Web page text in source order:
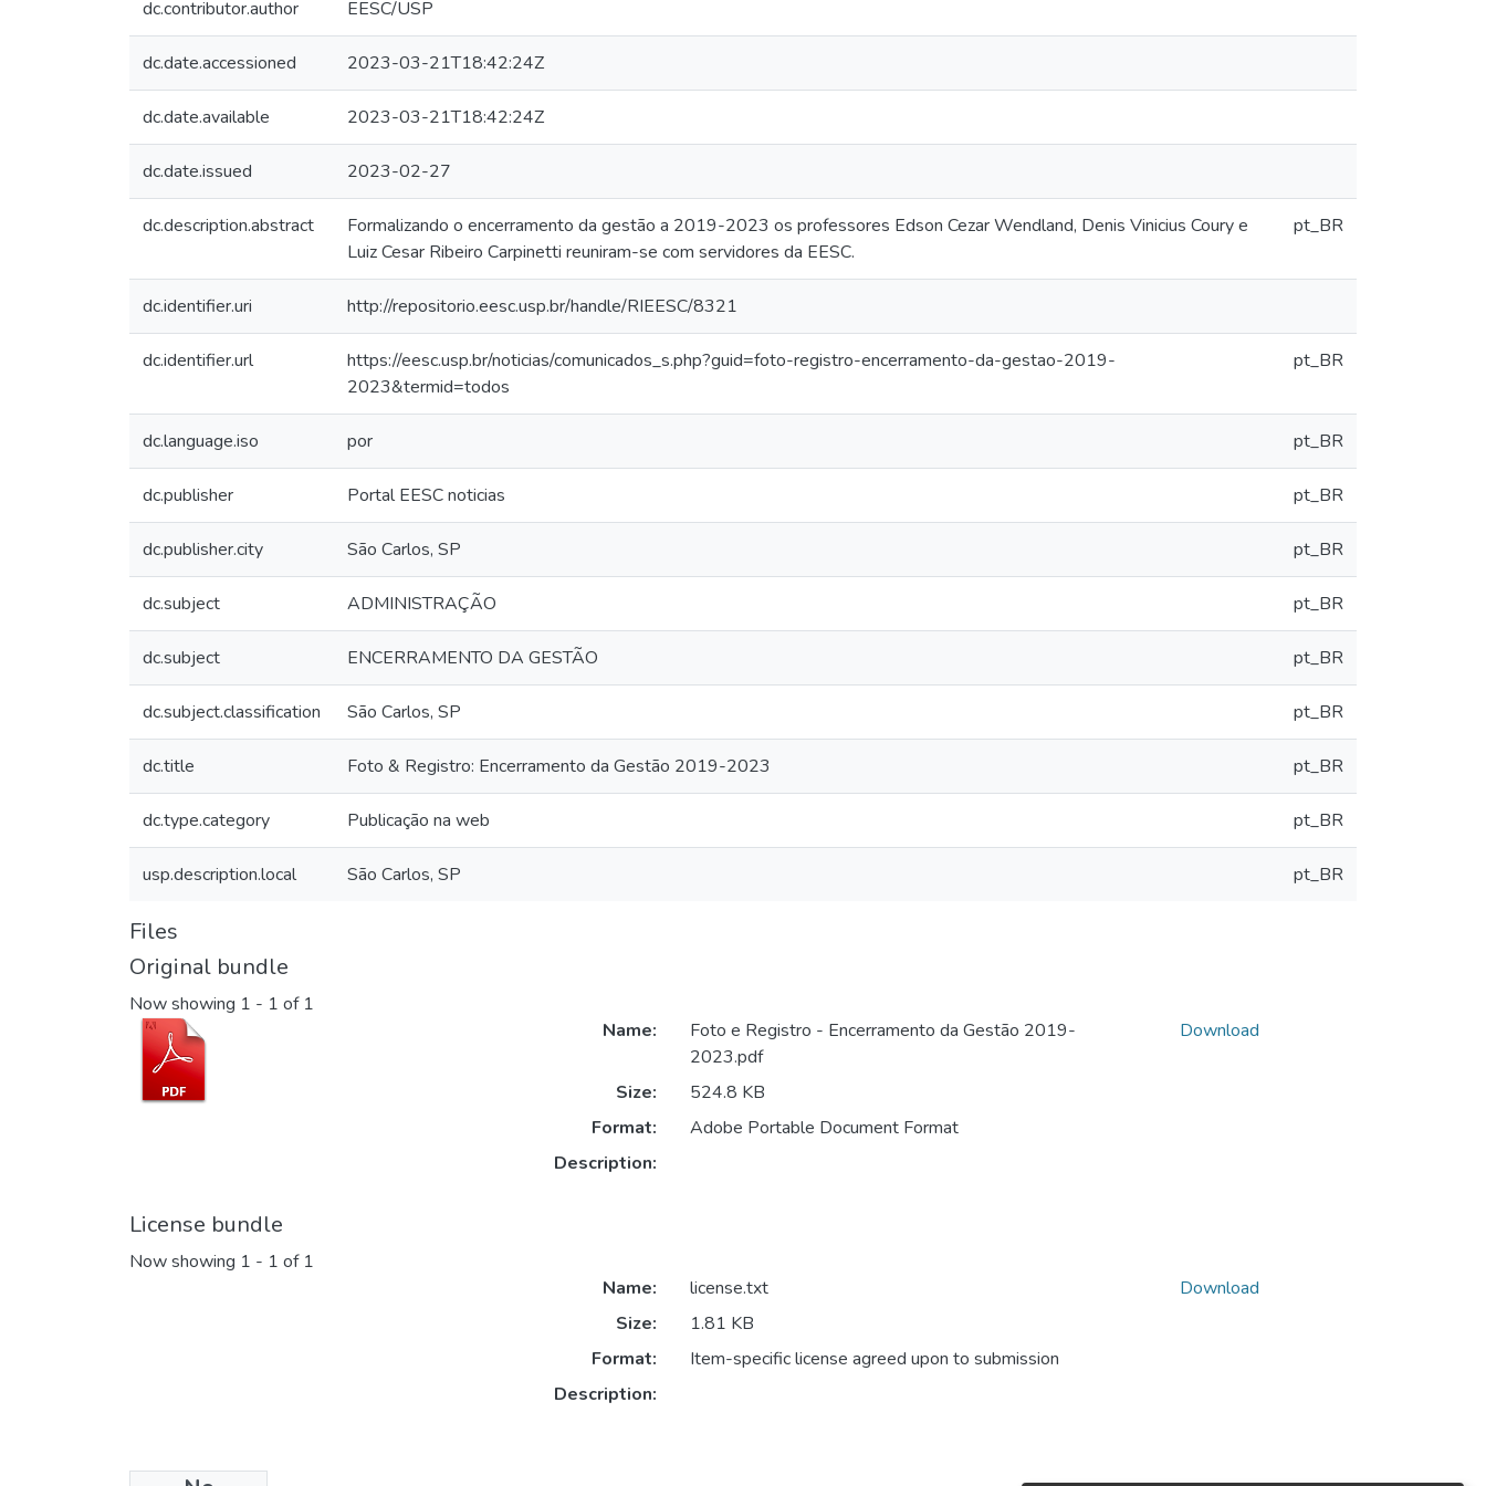
dc.contributor.author EESC/USP
dc.date.accessioned 2023-03-21T18:42:24Z
dc.date.available 2023-03-21T18:42:24Z
dc.date.issued 2023-02-27
dc.description.abstract
Formalizando o encerramento da gestão a 2019-2023 os professores Edson Cezar Wendland, Denis Vinicius Coury e
Luiz Cesar Ribeiro Carpinetti reuniram-se com servidores da EESC.
pt_BR
dc.identifier.uri http://repositorio.eesc.usp.br/handle/RIEESC/8321
dc.identifier.url
https://eesc.usp.br/noticias/comunicados_s.php?guid=foto-registro-encerramento-da-gestao-2019-
2023&termid=todos
pt_BR
dc.language.iso por pt_BR
dc.publisher Portal EESC noticias pt_BR
dc.publisher.city São Carlos, SP pt_BR
dc.subject ADMINISTRAÇÃO pt_BR
dc.subject ENCERRAMENTO DA GESTÃO pt_BR
dc.subject.classification São Carlos, SP pt_BR
dc.title Foto & Registro: Encerramento da Gestão 2019-2023 pt_BR
dc.type.category Publicação na web pt_BR
usp.description.local São Carlos, SP pt_BR
Files
Original bundle
Now showing 1 - 1 of 1
Name:
Foto e Registro - Encerramento da Gestão 2019-
2023.pdf
Size:
524.8 KB
Format:
Adobe Portable Document Format
Description:
Download
License bundle
Now showing 1 - 1 of 1
Name:
license.txt
Size:
1.81 KB
Format:
Item-specific license agreed upon to submission
Description:
Download